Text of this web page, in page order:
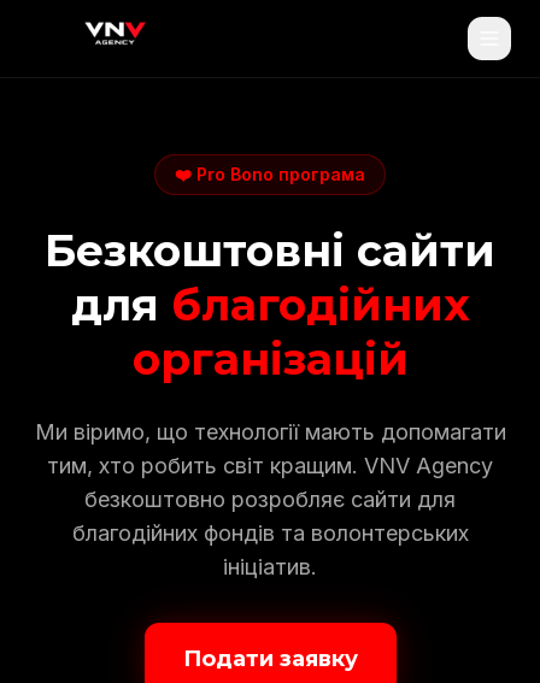
❤️ Pro Bono програма
Безкоштовні сайти
для благодійних
організацій
Ми віримо, що технології мають допомагати
тим, хто робить світ кращим. VNV Agency
безкоштовно розробляє сайти для
благодійних фондів та волонтерських
ініціатив.
Подати заявку